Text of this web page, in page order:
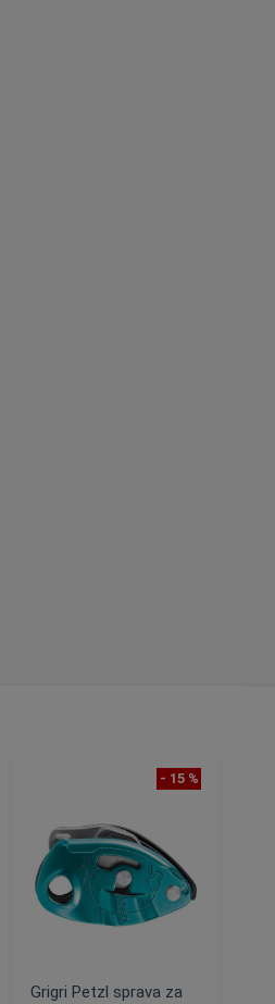
- 15 %
Grigri Petzl sprava za